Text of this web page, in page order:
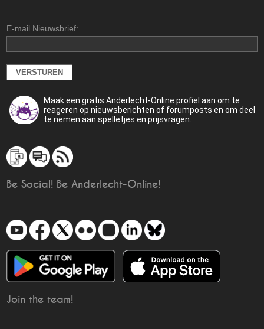
E-mail Nieuwsbrief:
Maak een gratis Anderlecht-Online profiel aan om te
reageren op nieuwsberichten of forumposts en om deel
te nemen aan spelletjes en prijsvragen.
Be Social! Be Anderlecht-Online!
Join the team!